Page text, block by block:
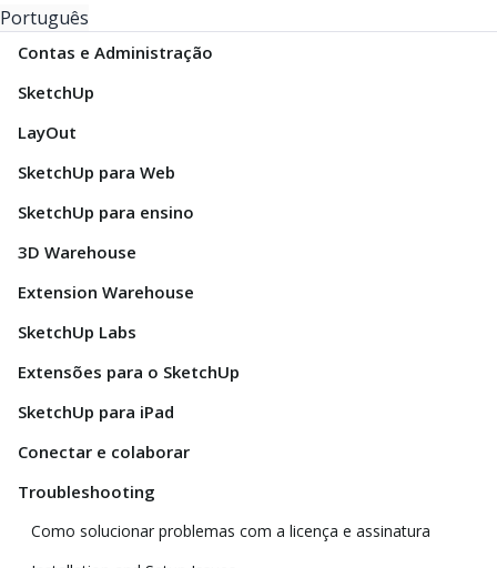
Português
Contas e Administração
SketchUp
LayOut
SketchUp para Web
SketchUp para ensino
3D Warehouse
Extension Warehouse
SketchUp Labs
Extensões para o SketchUp
SketchUp para iPad
Conectar e colaborar
Troubleshooting
Como solucionar problemas com a licença e assinatura